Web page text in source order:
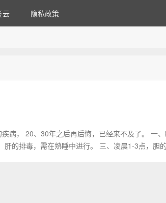
云 隐私政策
病， 20、30年之后再后悔，已经来不及了。 一
的排毒，需在熟睡中进行。 三、凌晨1-3点，胆